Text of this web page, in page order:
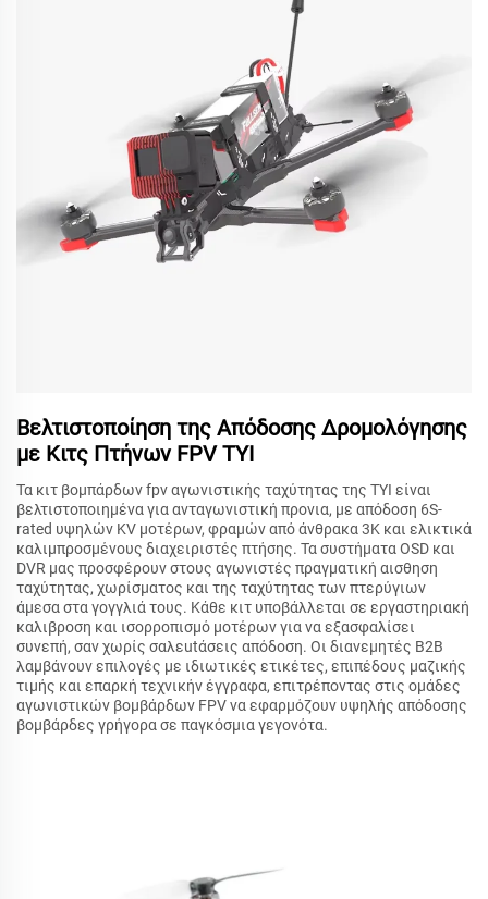
Βελτιστοποίηση της Απόδοσης Δρομολόγησης
με Κιτς Πτήνων FPV TYI
Τα κιτ βομπάρδων fpv αγωνιστικής ταχύτητας της TYI είναι
βελτιστοποιημένα για ανταγωνιστική προνια, με απόδοση 6S-
rated υψηλών KV μοτέρων, φραμών από άνθρακα 3K και ελικτικά
καλιμπροσμένους διαχειριστές πτήσης. Τα συστήματα OSD και
DVR μας προσφέρουν στους αγωνιστές πραγματική αισθηση
ταχύτητας, χωρίσματος και της ταχύτητας των πτερύγιων
άμεσα στα γογγλιά τους. Κάθε κιτ υποβάλλεται σε εργαστηριακή
καλιβροση και ισορροπισμό μοτέρων για να εξασφαλίσει
συνεπή, σαν χωρίς σαλεutάσεις απόδοση. Οι διανεμητές B2B
λαμβάνουν επιλογές με ιδιωτικές ετικέτες, επιπέδους μαζικής
τιμής και επαρκή τεχνικήν έγγραφα, επιτρέποντας στις ομάδες
αγωνιστικών βομβάρδων FPV να εφαρμόζουν υψηλής απόδοσης
βομβάρδες γρήγορα σε παγκόσμια γεγονότα.